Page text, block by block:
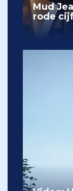
Mud
rode